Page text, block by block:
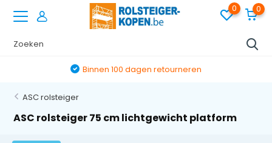
0 0
Binnen 100 dagen retourneren
ASC rolsteiger
ASC rolsteiger 75 cm lichtgewicht platform